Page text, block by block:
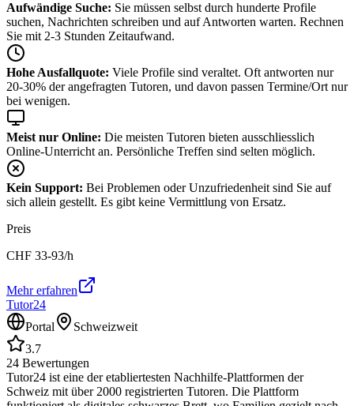
Aufwändige Suche: Sie müssen selbst durch hunderte Profile
suchen, Nachrichten schreiben und auf Antworten warten. Rechnen
Sie mit 2-3 Stunden Zeitaufwand.
Hohe Ausfallquote: Viele Profile sind veraltet. Oft antworten nur
20-30% der angefragten Tutoren, und davon passen Termine/Ort nur
bei wenigen.
Meist nur Online: Die meisten Tutoren bieten ausschliesslich
Online-Unterricht an. Persönliche Treffen sind selten möglich.
Kein Support: Bei Problemen oder Unzufriedenheit sind Sie auf
sich allein gestellt. Es gibt keine Vermittlung von Ersatz.
Preis
CHF 33-93/h
Mehr erfahren
Tutor24
Portal
Schweizweit
3.7
24 Bewertungen
Tutor24 ist eine der etabliertesten Nachhilfe-Plattformen der
Schweiz mit über 2000 registrierten Tutoren. Die Plattform